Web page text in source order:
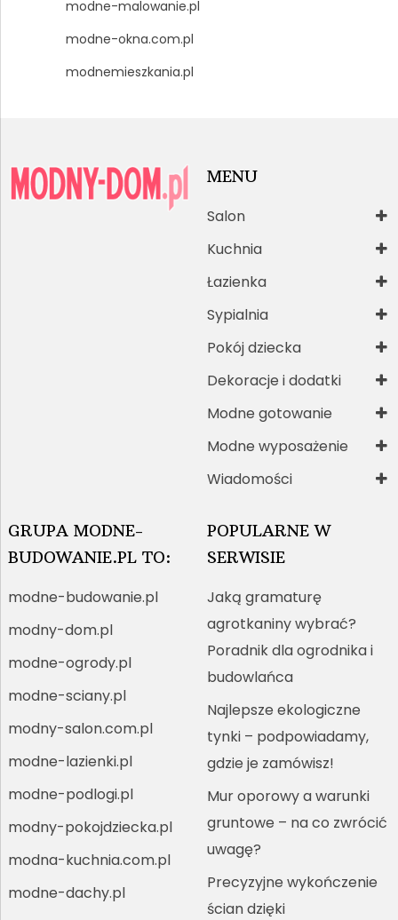
modne-malowanie.pl
modne-okna.com.pl
modnemieszkania.pl
MENU
Salon
Kuchnia
Łazienka
Sypialnia
Pokój dziecka
Dekoracje i dodatki
Modne gotowanie
Modne wyposażenie
Wiadomości
GRUPA MODNE-
BUDOWANIE.PL TO:
modne-budowanie.pl
modny-dom.pl
modne-ogrody.pl
modne-sciany.pl
modny-salon.com.pl
modne-lazienki.pl
modne-podlogi.pl
modny-pokojdziecka.pl
modna-kuchnia.com.pl
modne-dachy.pl
POPULARNE W
SERWISIE
Jaką gramaturę
agrotkaniny wybrać?
Poradnik dla ogrodnika i
budowlańca
Najlepsze ekologiczne
tynki – podpowiadamy,
gdzie je zamówisz!
Mur oporowy a warunki
gruntowe – na co zwrócić
uwagę?
Precyzyjne wykończenie
ścian dzięki